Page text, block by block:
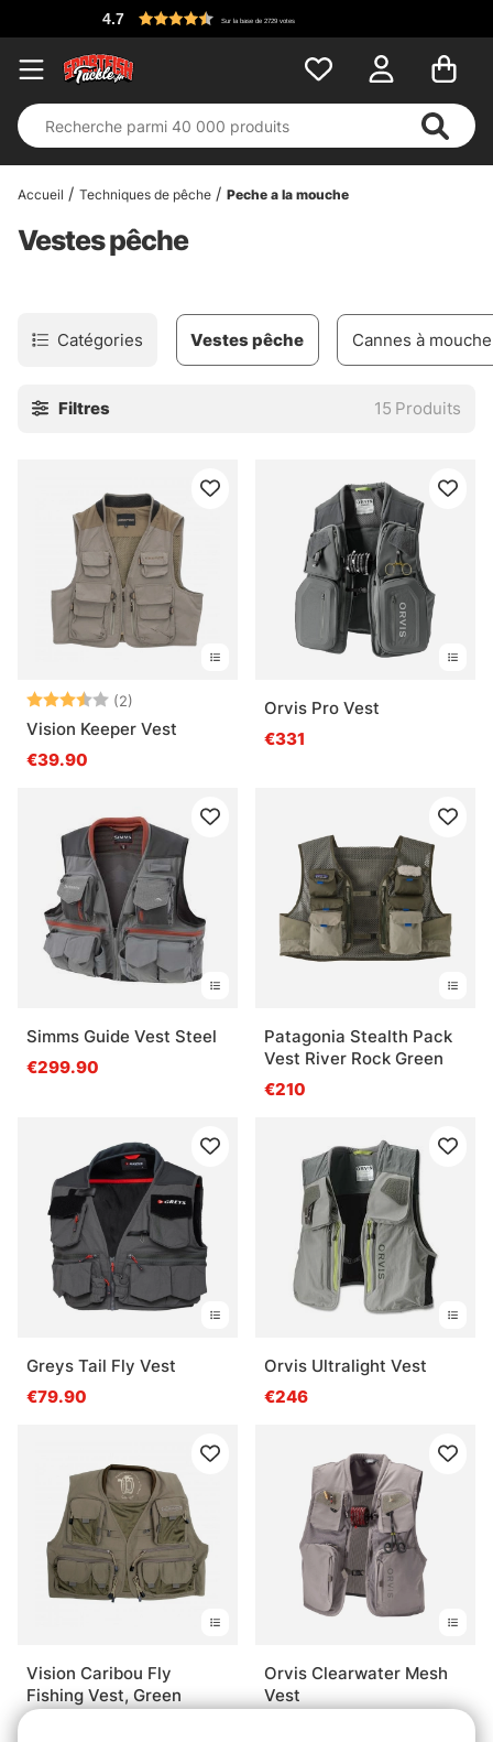
4.7 Sur la base de 2729 votes
Accueil Techniques de pêche Peche a la mouche
Vestes pêche
Catégories Cannes à mouche
Vestes pêche
Filtres 15 Produits
Note: (2)
Vision Keeper Vest
€39.90
Orvis Pro Vest
€331
Simms Guide Vest Steel
€299.90
Patagonia Stealth Pack
Vest River Rock Green
€210
Greys Tail Fly Vest
€79.90
Orvis Ultralight Vest
€246
Vision Caribou Fly
Fishing Vest, Green
Orvis Clearwater Mesh
Vest